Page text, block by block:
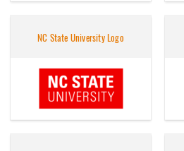
NC State University Logo